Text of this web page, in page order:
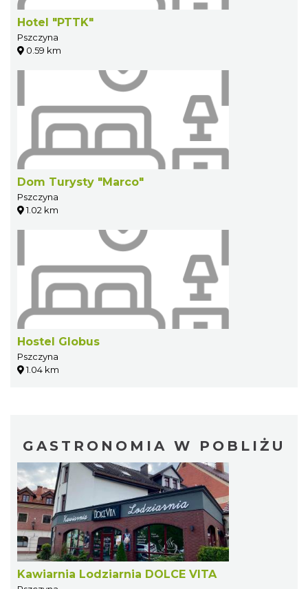
Hotel "PTTK"
Pszczyna
0.59 km
Dom Turysty "Marco"
Pszczyna
1.02 km
Hostel Globus
Pszczyna
1.04 km
GASTRONOMIA W POBLIŻU
Kawiarnia Lodziarnia DOLCE VITA